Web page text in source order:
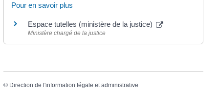
Pour en savoir plus
Espace tutelles (ministère de la justice)
Ministère chargé de la justice
© Direction de l'information légale et administrative